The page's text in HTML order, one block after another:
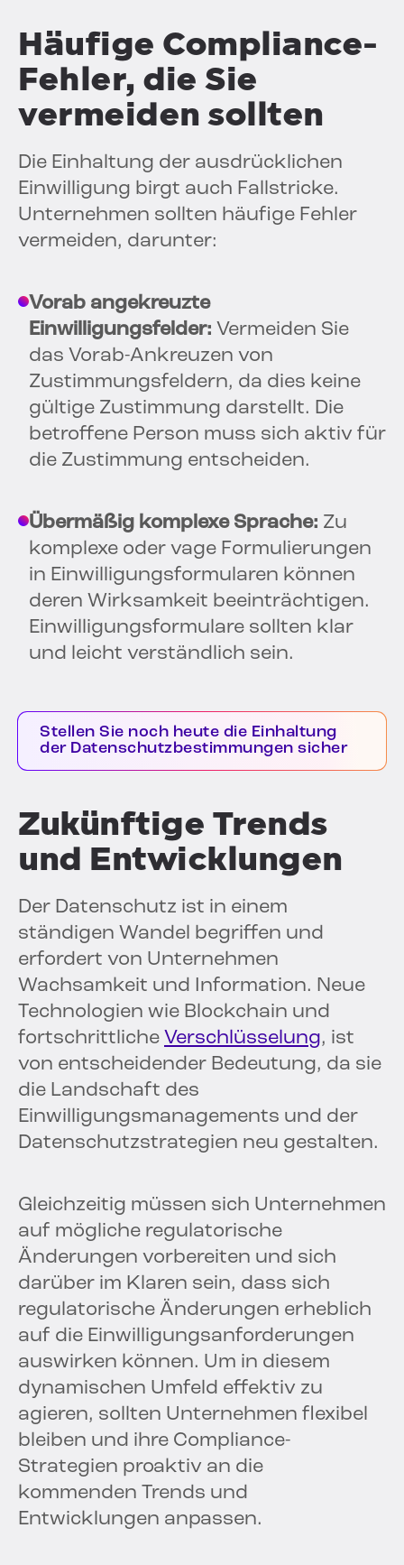
Häufige Compliance-
Fehler, die Sie
vermeiden sollten
Die Einhaltung der ausdrücklichen
Einwilligung birgt auch Fallstricke.
Unternehmen sollten häufige Fehler
vermeiden, darunter:
Vorab angekreuzte
Einwilligungsfelder: Vermeiden Sie
das Vorab-Ankreuzen von
Zustimmungsfeldern, da dies keine
gültige Zustimmung darstellt. Die
betroffene Person muss sich aktiv für
die Zustimmung entscheiden.
Übermäßig komplexe Sprache: Zu
komplexe oder vage Formulierungen
in Einwilligungsformularen können
deren Wirksamkeit beeinträchtigen.
Einwilligungsformulare sollten klar
und leicht verständlich sein.
Stellen Sie noch heute die Einhaltung
der Datenschutzbestimmungen sicher
Zukünftige Trends
und Entwicklungen
Der Datenschutz ist in einem
ständigen Wandel begriffen und
erfordert von Unternehmen
Wachsamkeit und Information. Neue
Technologien wie Blockchain und
fortschrittliche Verschlüsselung, ist
von entscheidender Bedeutung, da sie
die Landschaft des
Einwilligungsmanagements und der
Datenschutzstrategien neu gestalten.
Gleichzeitig müssen sich Unternehmen
auf mögliche regulatorische
Änderungen vorbereiten und sich
darüber im Klaren sein, dass sich
regulatorische Änderungen erheblich
auf die Einwilligungsanforderungen
auswirken können. Um in diesem
dynamischen Umfeld effektiv zu
agieren, sollten Unternehmen flexibel
bleiben und ihre Compliance-
Strategien proaktiv an die
kommenden Trends und
Entwicklungen anpassen.